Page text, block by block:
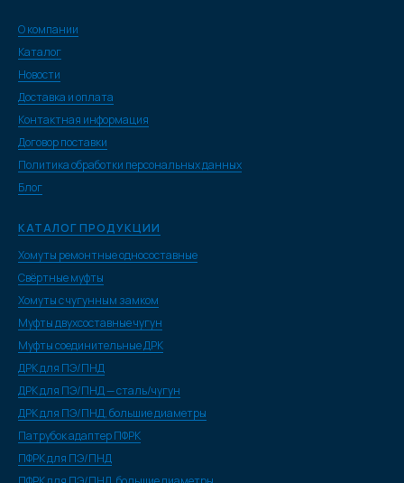
О компании
Каталог
Новости
Доставка и оплата
Контактная информация
Договор поставки
Политика обработки персональных данных
Блог
КАТАЛОГ ПРОДУКЦИИ
Хомуты ремонтные односоставные
Свёртные муфты
Хомуты с чугунным замком
Муфты двухсоставные чугун
Муфты соединительные ДРК
ДРК для ПЭ/ПНД
ДРК для ПЭ/ПНД — сталь/чугун
ДРК для ПЭ/ПНД, большие диаметры
Патрубок адаптер ПФРК
ПФРК для ПЭ/ПНД